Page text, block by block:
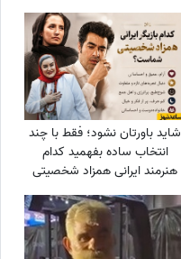
شاید باورتان نشود؛ فقط با چند
انتخاب ساده بفهمید کدام
هنرمند ایرانی همزاد شخصیتی
شماست! از شوخ‌طبعی نعیمه
نظام‌دوست تا احساسات عمیق
شهاب حسینی؛ شما شبیه
کدام‌یک هستید؟